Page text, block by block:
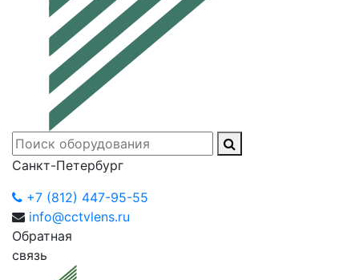
Санкт-Петербург
+7 (812) 447-95-55
info@cctvlens.ru
Обратная
связь